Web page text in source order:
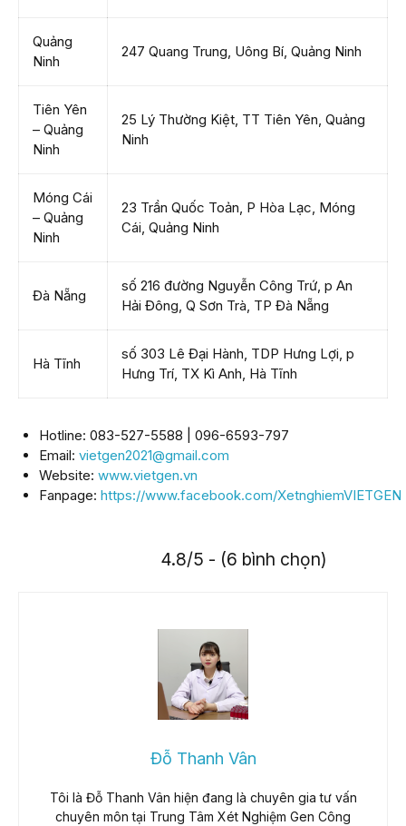
Quảng
Ninh
247 Quang Trung, Uông Bí, Quảng Ninh
Tiên Yên
– Quảng
Ninh
25 Lý Thường Kiệt, TT Tiên Yên, Quảng
Ninh
Móng Cái
– Quảng
Ninh
23 Trần Quốc Toản, P Hòa Lạc, Móng
Cái, Quảng Ninh
Đà Nẵng
số 216 đường Nguyễn Công Trứ, p An
Hải Đông, Q Sơn Trà, TP Đà Nẵng
Hà Tĩnh
số 303 Lê Đại Hành, TDP Hưng Lợi, p
Hưng Trí, TX Kì Anh, Hà Tĩnh
Hotline: 083-527-5588 | 096-6593-797
Email: vietgen2021@gmail.com
Website: www.vietgen.vn
Fanpage: https://www.facebook.com/XetnghiemVIETGEN
4.8/5 - (6 bình chọn)
Đỗ Thanh Vân
Tôi là Đỗ Thanh Vân hiện đang là chuyên gia tư vấn
chuyên môn tại Trung Tâm Xét Nghiệm Gen Công